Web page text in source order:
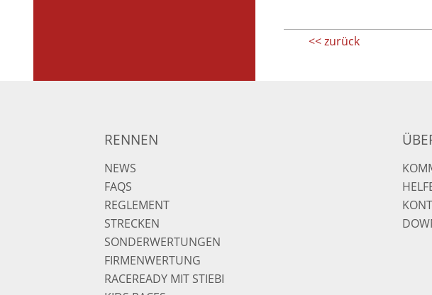
<< zurück
RENNEN
NEWS
FAQS
REGLEMENT
STRECKEN
SONDERWERTUNGEN
FIRMENWERTUNG
RACEREADY MIT STIEBI